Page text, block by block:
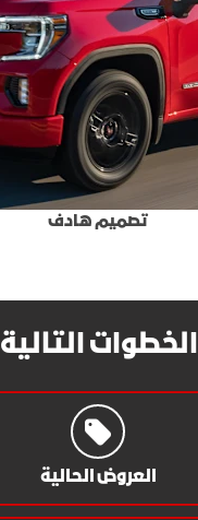
تصميم هادف
الخطوات التالية
العروض الحالية